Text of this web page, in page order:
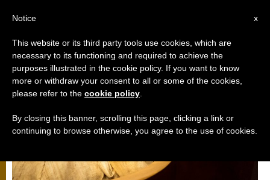
الكرسي الرسولي
x
Notice
This website or its third party tools use cookies, which are
necessary to its functioning and required to achieve the
purposes illustrated in the cookie policy. If you want to know
more or withdraw your consent to all or some of the cookies,
please refer to the cookie policy
By closing this banner, scrolling this page, clicking a link or
continuing to browse otherwise, you agree to the use of cookies.